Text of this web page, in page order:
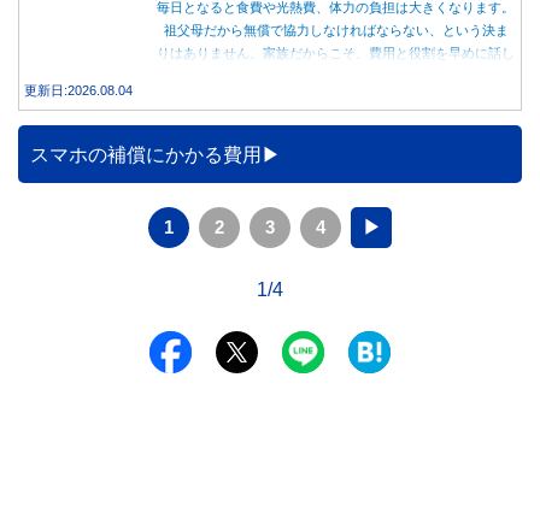
毎日となると食費や光熱費、体力の負担は大きくなります。
祖父母だから無償で協力しなければならない、という決ま
りはありません。家族だからこそ、費用と役割を早めに話し
更新日:2026.08.04
スマホの補償にかかる費用
1 2 3 4 ▶
1/4